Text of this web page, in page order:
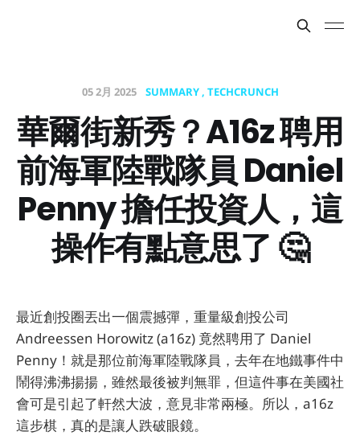
05 2月 2025 SUMMARY TECHCRUNCH
華爾街新秀？A16z 聘用
前海軍陸戰隊員 Daniel
Penny 擔任投資人，這
操作有點意思了 🤔
最近創投圈丟出一個震撼彈，重量級創投公司
Andreessen Horowitz (a16z) 竟然聘用了 Daniel
Penny！就是那位前海軍陸戰隊員，去年在地鐵事件中
鬧得沸沸揚揚，雖然最後被判無罪，但這件事在美國社
會可是引起了軒然大波，意見非常兩極。所以，a16z
這步棋，真的是讓人跌破眼鏡。